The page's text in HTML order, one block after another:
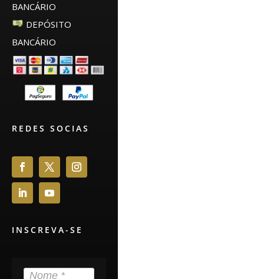
BANCÁRIO
DEPÓSITO
BANCÁRIO
REDES SOCIAS
INSCREVA-SE